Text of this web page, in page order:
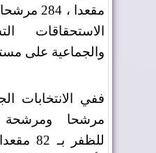
مقعدا ،
الاستحقاقات
والجماعية على
مرشحا ومرشحة
للظفر